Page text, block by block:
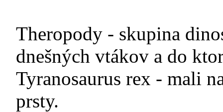
Theropody - skupina
dnešných vtákov a do
Tyranosaurus rex - mali
prsty.